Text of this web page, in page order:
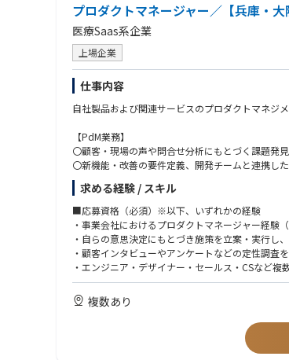
プロダクトマネージャー／【兵庫・大
医療Saas系企業
上場企業
仕事内容
自社製品および関連サービスのプロダクトマネジ
【PdM業務】
〇顧客・現場の声や問合せ分析にもとづく課題発
〇新機能・改善の要件定義、開発チームと連携し
〇プロダクトの中長期的なロードマップ策定への関
〇将来的に担っていただきたい業務（PMM領域）
〇市場調査と顧客理解（ターゲット市場のニーズ
〇ポジショニングとメッセージング（競合との差
〇営業方針の策定サポート（セールス・マーケ・
〇製品改善へのフィードバック（顧客・現場の一
〇マーケティング施策のデータ取得・振り返り
求める経験 / スキル
■応募資格（必須）※以下、いずれかの経験
・事業会社におけるプロダクトマネージャー経験（
・自らの意思決定にもとづき施策を立案・実行し
・顧客インタビューやアンケートなどの定性調査
・エンジニア・デザイナー・セールス・CSなど
・AIツールを業務・分析に活用した経験、または
【歓迎】
・PMMまたはBtoBマーケティングの経験（市場
・toBビジネスの事業責任者または事業企画の経験
・SQL、BIツール等を用いたデータ分析、KPIモデ
複数あり